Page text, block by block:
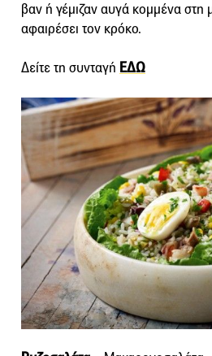
βαν ή γέμιζαν αυγά κομμένα στη
αφαιρέσει τον κρόκο.
Δείτε τη συνταγή ΕΔΩ